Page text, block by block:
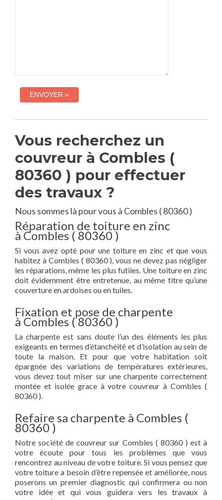
Vous recherchez un
couvreur à Combles (
80360 ) pour effectuer
des travaux ?
Nous sommes là pour vous à Combles ( 80360 )
Réparation de toiture en zinc
à Combles ( 80360 )
Si vous avez opté pour une toiture en zinc et que vous
habitez à Combles ( 80360 ), vous ne devez pas négliger
les réparations, même les plus futiles. Une toiture en zinc
doit évidemment être entretenue, au même titre qu’une
couverture en ardoises ou en tuiles.
Fixation et pose de charpente
à Combles ( 80360 )
La charpente est sans doute l’un des éléments les plus
exigeants en termes d’étanchéité et d’isolation au sein de
toute la maison. Et pour que votre habitation soit
épargnée des variations de températures extérieures,
vous devez tout miser sur une charpente correctement
montée et isolée grace à votre couvreur à Combles (
80360 ).
Refaire sa charpente à Combles (
80360 )
Notre société de couvreur sur Combles ( 80360 ) est à
votre écoute pour tous les problèmes que vous
rencontrez au niveau de votre toiture. Si vous pensez que
votre toiture a besoin d’être repensée et améliorée, nous
poserons un premier diagnostic qui confirmera ou non
votre idée et qui vous guidera vers les travaux à